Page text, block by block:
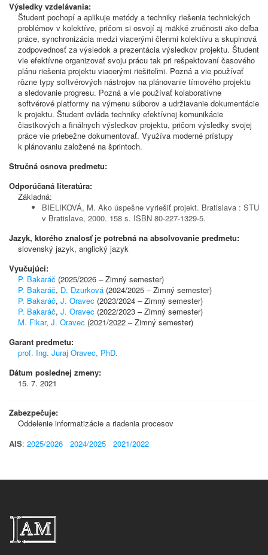
Výsledky vzdelávania:
Študent pochopí a aplikuje metódy a techniky riešenia technických
problémov v kolektíve, pričom si osvojí aj mäkké zručnosti ako deľba
práce, synchronizácia medzi viacerými členmi kolektívu a skupinová
zodpovednosť za výsledok a prezentácia výsledkov projektu. Študent
vie efektívne organizovať svoju prácu tak pri rešpektovaní časového
plánu riešenia projektu viacerými riešiteľmi. Pozná a vie používať
rôzne typy softvérových nástrojov na plánovanie tímového projektu
a sledovanie progresu. Pozná a vie používať kolaboratívne
softvérové platformy na výmenu súborov a udržiavanie dokumentácie
k projektu. Študent ovláda techniky efektívnej komunikácie
čiastkových a finálnych výsledkov projektu, pričom výsledky svojej
práce vie priebežne dokumentovať. Využíva moderné prístupy
k plánovaniu založené na šprintoch.
Stručná osnova predmetu:
Odporúčaná literatúra:
Základná:
BIELIKOVÁ, M. Ako úspešne vyriešiť projekt. Bratislava : STU
v Bratislave, 2000. 158 s. ISBN 80-227-1329-5.
Jazyk, ktorého znalosť je potrebná na absolvovanie predmetu:
slovenský jazyk, anglický jazyk
Vyučujúci:
P. Bakaráč (2025/2026 – Zimný semester)
P. Bakaráč, D. Dzurková (2024/2025 – Zimný semester)
P. Bakaráč, J. Oravec (2023/2024 – Zimný semester)
P. Bakaráč, J. Oravec (2022/2023 – Zimný semester)
M. Fikar, J. Oravec (2021/2022 – Zimný semester)
Garant predmetu:
prof. Ing. Juraj Oravec, PhD.
Dátum poslednej zmeny:
15. 7. 2021
Zabezpečuje:
Oddelenie informatizácie a riadenia procesov
AIS: 2025/2026 2024/2025 2021/2022